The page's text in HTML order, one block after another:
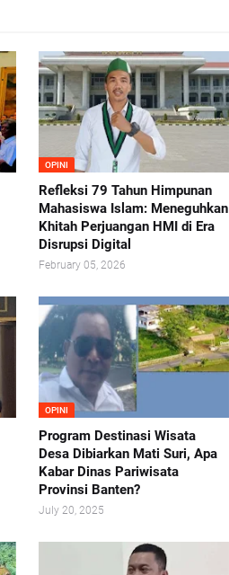
OPINI
Refleksi 79 Tahun Himpunan
Mahasiswa Islam: Meneguhkan
Khitah Perjuangan HMI di Era
Disrupsi Digital
February 05, 2026
OPINI
Program Destinasi Wisata
Desa Dibiarkan Mati Suri, Apa
Kabar Dinas Pariwisata
Provinsi Banten?
July 20, 2025